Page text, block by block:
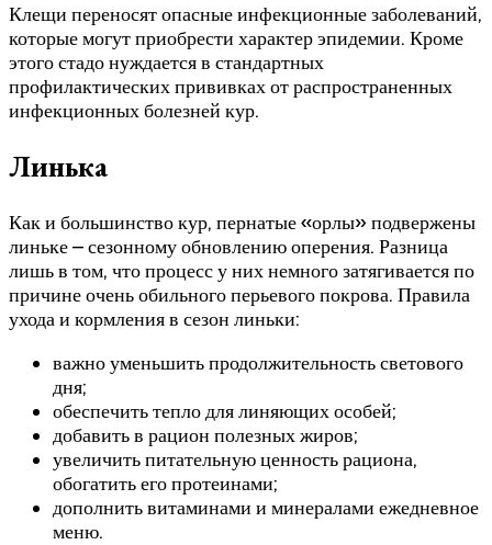
Клещи переносят опасные инфекционные заболеваний,
которые могут приобрести характер эпидемии. Кроме
этого стадо нуждается в стандартных
профилактических прививках от распространенных
инфекционных болезней кур.
Линька
Как и большинство кур, пернатые «орлы» подвержены
линьке – сезонному обновлению оперения. Разница
лишь в том, что процесс у них немного затягивается по
причине очень обильного перьевого покрова. Правила
ухода и кормления в сезон линьки:
важно уменьшить продолжительность светового
дня;
обеспечить тепло для линяющих особей;
добавить в рацион полезных жиров;
увеличить питательную ценность рациона,
обогатить его протеинами;
дополнить витаминами и минералами ежедневное
меню.